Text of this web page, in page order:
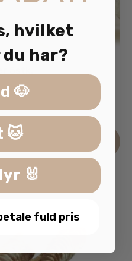
5stk.
hvilket
har?
🐶
🐱
🐰
fuld pris